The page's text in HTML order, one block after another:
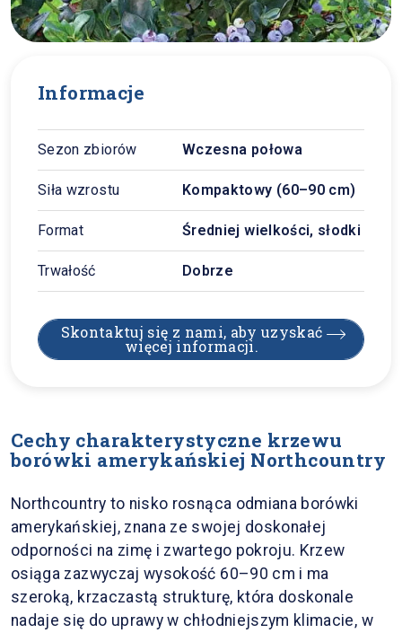
Informacje
Sezon zbiorów Wczesna połowa
Siła wzrostu Kompaktowy (60–90 cm)
Format Średniej wielkości, słodki
Trwałość Dobrze
Skontaktuj się z nami, aby uzyskać
więcej informacji.
Cechy charakterystyczne krzewu
borówki amerykańskiej Northcountry
Northcountry to nisko rosnąca odmiana borówki
amerykańskiej, znana ze swojej doskonałej
odporności na zimę i zwartego pokroju. Krzew
osiąga zazwyczaj wysokość 60–90 cm i ma
szeroką, krzaczastą strukturę, która doskonale
nadaje się do uprawy w chłodniejszym klimacie, w